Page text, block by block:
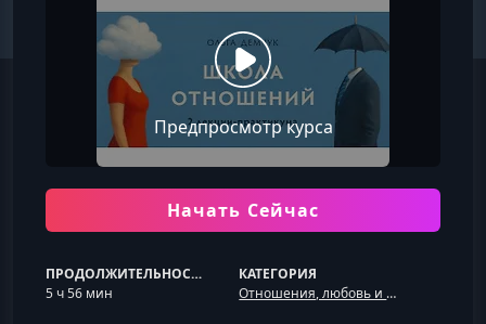
Предпросмотр курса
Начать Сейчас
ПРОДОЛЖИТЕЛЬНОСТЬ
5 ч 56 мин
КАТЕГОРИЯ
Отношения, любовь и семья